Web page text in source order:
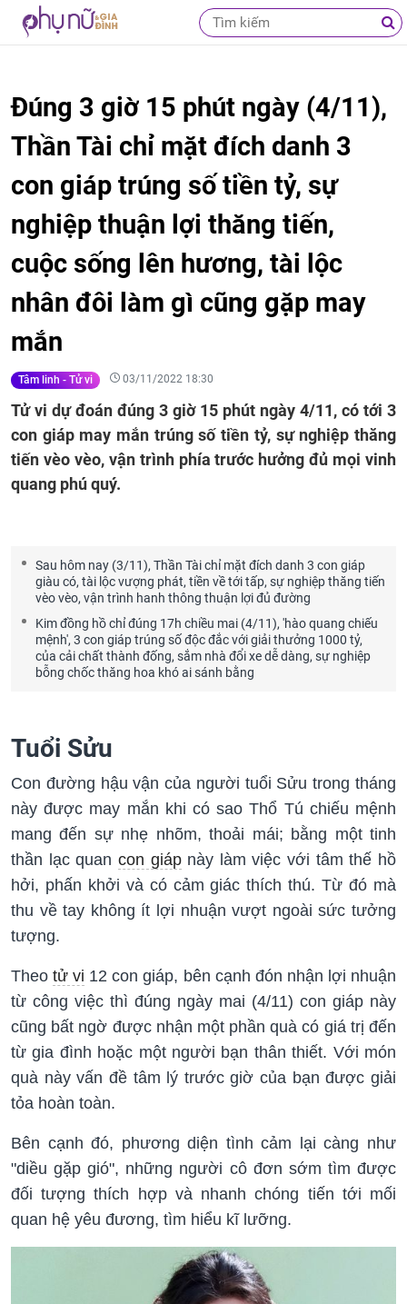
Đúng 3 giờ 15 phút ngày (4/11),
Thần Tài chỉ mặt đích danh 3
con giáp trúng số tiền tỷ, sự
nghiệp thuận lợi thăng tiến,
cuộc sống lên hương, tài lộc
nhân đôi làm gì cũng gặp may
mắn
Tâm linh - Tử vi 03/11/2022 18:30
Tử vi dự đoán đúng 3 giờ 15 phút ngày 4/11, có tới 3
con giáp may mắn trúng số tiền tỷ, sự nghiệp thăng
tiến vèo vèo, vận trình phía trước hưởng đủ mọi vinh
quang phú quý.
Sau hôm nay (3/11), Thần Tài chỉ mặt đích danh 3 con giáp
giàu có, tài lộc vượng phát, tiền về tới tấp, sự nghiệp thăng tiến
vèo vèo, vận trình hanh thông thuận lợi đủ đường
Kim đồng hồ chỉ đúng 17h chiều mai (4/11), 'hào quang chiếu
mệnh', 3 con giáp trúng số độc đắc với giải thưởng 1000 tỷ,
của cải chất thành đống, sắm nhà đổi xe dễ dàng, sự nghiệp
bỗng chốc thăng hoa khó ai sánh bằng
Tuổi Sửu
Con đường hậu vận của người tuổi Sửu trong tháng
này được may mắn khi có sao Thổ Tú chiếu mệnh
mang đến sự nhẹ nhõm, thoải mái; bằng một tinh
thần lạc quan con giápnày làm việc với tâm thế hồ
hởi, phấn khởi và có cảm giác thích thú. Từ đó mà
thu về tay không ít lợi nhuận vượt ngoài sức tưởng
tượng.
Theotử vi 12 con giáp, bên cạnh đón nhận lợi nhuận
từ công việc thì đúng ngày mai (4/11) con giáp này
cũng bất ngờ được nhận một phần quà có giá trị đến
từ gia đình hoặc một người bạn thân thiết. Với món
quà này vấn đề tâm lý trước giờ của bạn được giải
tỏa hoàn toàn.
Bên cạnh đó, phương diện tình cảm lại càng như
"diều gặp gió", những người cô đơn sớm tìm được
đối tượng thích hợp và nhanh chóng tiến tới mối
quan hệ yêu đương, tìm hiểu kĩ lưỡng.